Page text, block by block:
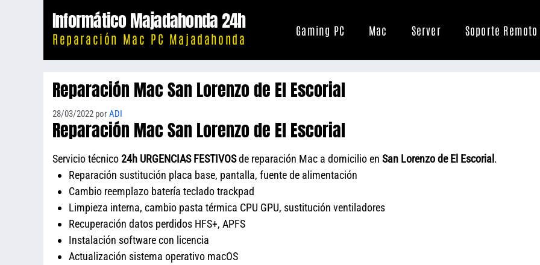
Informático Majadahonda 24h
Reparación Mac PC Majadahonda
Gaming PC Mac Server Soporte Remoto
Reparación Mac San Lorenzo de El Escorial
28/03/2022 porADI
Reparación Mac San Lorenzo de El Escorial
Servicio técnico24h URGENCIAS FESTIVOSde reparación Mac a domicilio en San Lorenzo de El Escorial.
Reparación sustitución placa base, pantalla, fuente de alimentación
Cambio reemplazo batería teclado trackpad
Limpieza interna, cambio pasta térmica CPU GPU, sustitución ventiladores
Recuperación datos perdidos HFS+, APFS
Instalación software con licencia
Actualización sistema operativo macOS